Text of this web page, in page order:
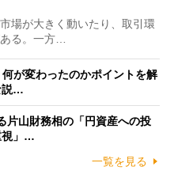
場が大きく動いたり、取引環
る。一方…
が変わったのかポイントを解
説…
片山財務相の「円資産への投
視」…
一覧を見る